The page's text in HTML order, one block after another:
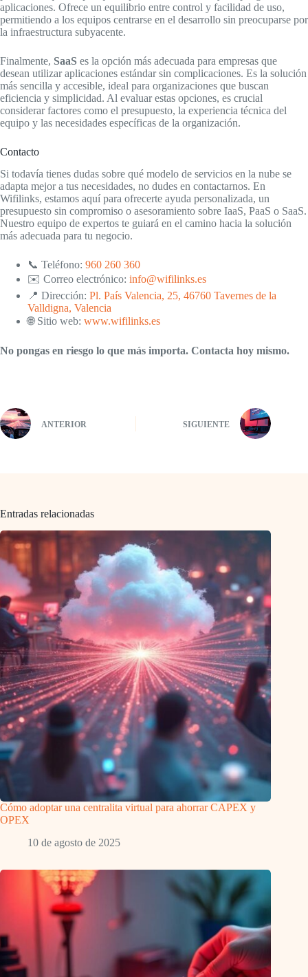
aplicaciones. Ofrece un equilibrio entre control y facilidad de uso,
permitiendo a los equipos centrarse en el desarrollo sin preocuparse por
la infraestructura subyacente.
Finalmente, SaaS es la opción más adecuada para empresas que
desean utilizar aplicaciones estándar sin complicaciones. Es la solución
más sencilla y accesible, ideal para organizaciones que buscan
eficiencia y simplicidad. Al evaluar estas opciones, es crucial
considerar factores como el presupuesto, la experiencia técnica del
equipo y las necesidades específicas de la organización.
Contacto
Si todavía tienes dudas sobre qué modelo de servicios en la nube se
adapta mejor a tus necesidades, no dudes en contactarnos. En
Wifilinks, estamos aquí para ofrecerte ayuda personalizada, un
presupuesto sin compromiso o asesoramiento sobre IaaS, PaaS o SaaS.
Nuestro equipo de expertos te guiará en el camino hacia la solución
más adecuada para tu negocio.
📞 Teléfono: 960 260 360
✉️ Correo electrónico: info@wifilinks.es
📍 Dirección: Pl. País Valencia, 25, 46760 Tavernes de la
Valldigna, Valencia
🌐 Sitio web: www.wifilinks.es
No pongas en riesgo lo que más importa. Contacta hoy mismo.
ANTERIOR SIGUIENTE
Entradas relacionadas
Cómo adoptar una centralita virtual para ahorrar CAPEX y
OPEX
10 de agosto de 2025